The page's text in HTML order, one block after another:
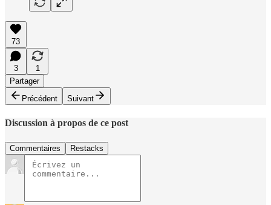
73
3
1
Partager
Précédent
Suivant
Discussion à propos de ce post
Commentaires Restacks